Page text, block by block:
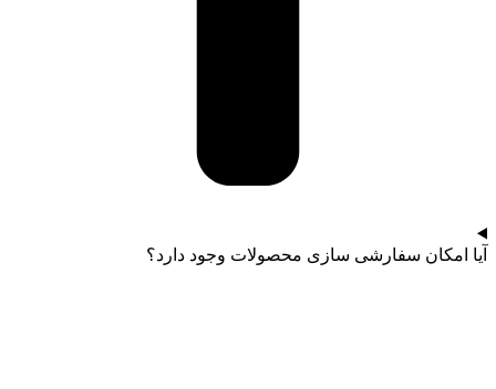
آیا امکان سفارشی سازی محصولات وجود دارد؟